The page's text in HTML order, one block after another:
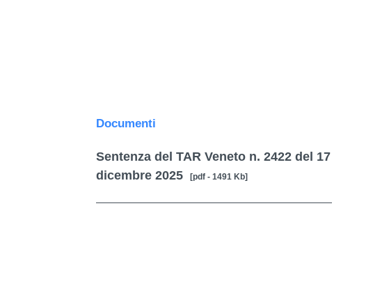
Documenti
Sentenza del TAR Veneto n. 2422 del 17
dicembre 2025[pdf - 1491 Kb]